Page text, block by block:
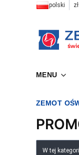
polski zł
MENU
ZEMOT
Lista
W tej